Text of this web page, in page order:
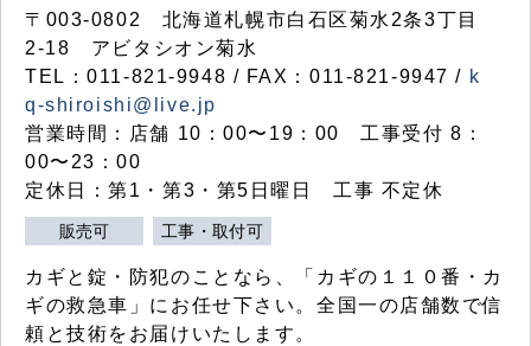
〒003-0802 北海道札幌市白石区菊水2条3丁目
2-18 アビタシオン菊水
TEL：011-821-9948 / FAX：011-821-9947 / k
q-shiroishi@live.jp
営業時間：店舗 10：00〜19：00 工事受付 8：
00〜23：00
定休日：第1・第3・第5日曜日 工事 不定休
販売可 工事・取付可
カギと錠・防犯のことなら、「カギの１１０番・カ
ギの救急車」にお任せ下さい。全国一の店舗数で信
頼と技術をお届けいたします。